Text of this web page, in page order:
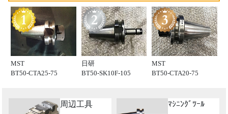
MST
BT50-CTA25-75
日研
BT50-SK10F-105
MST
BT50-CTA20-75
周辺工具 ﾏｼﾆﾝｸﾞﾂｰﾙ